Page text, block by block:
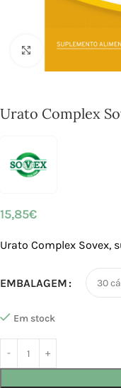
Click to enlarge
Urato Complex
15,85€
Urato Complex Sovex,
EMBALAGEM
Em stock